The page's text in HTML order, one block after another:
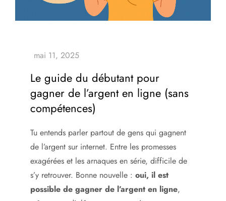
Le guide du débutant pour
gagner de l’argent en ligne (sans
compétences)
Tu entends parler partout de gens qui gagnent
de l’argent sur internet. Entre les promesses
exagérées et les arnaques en série, difficile de
s’y retrouver. Bonne nouvelle : oui, il est
possible de gagner de l’argent en ligne,